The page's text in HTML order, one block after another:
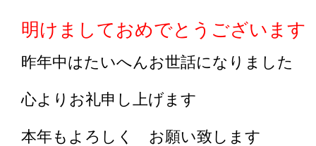
明けましておめでとうございます
昨年中はたいへんお世話になりました
心よりお礼申し上げます
本年もよろしく お願い致します